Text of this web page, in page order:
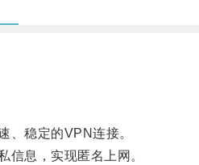
稳定的VPN连接。
息，实现匿名上网。